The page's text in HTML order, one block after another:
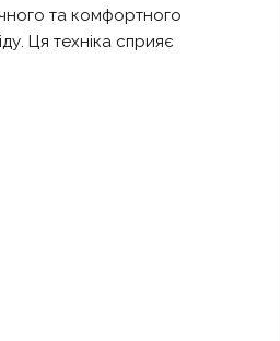
та комфортного
Ця техніка сприяє